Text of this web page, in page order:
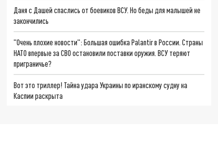
Даня с Дашей спаслись от боевиков ВСУ. Но беды для малышей не
закончились
"Очень плохие новости": Большая ошибка Palantir в России. Страны
НАТО впервые за СВО остановили поставки оружия. ВСУ теряют
приграничье?
Вот это триллер! Тайна удара Украины по иранскому судну на
Каспии раскрыта